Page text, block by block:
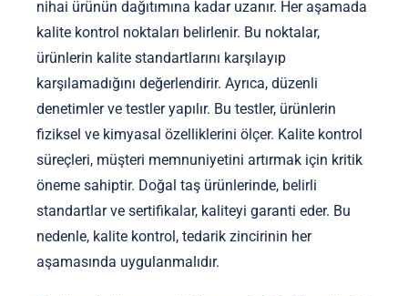
nihai ürünün dağıtımına kadar uzanır. Her aşamada
kalite kontrol noktaları belirlenir. Bu noktalar,
ürünlerin kalite standartlarını karşılayıp
karşılamadığını değerlendirir. Ayrıca, düzenli
denetimler ve testler yapılır. Bu testler, ürünlerin
fiziksel ve kimyasal özelliklerini ölçer. Kalite kontrol
süreçleri, müşteri memnuniyetini artırmak için kritik
öneme sahiptir. Doğal taş ürünlerinde, belirli
standartlar ve sertifikalar, kaliteyi garanti eder. Bu
nedenle, kalite kontrol, tedarik zincirinin her
aşamasında uygulanmalıdır.